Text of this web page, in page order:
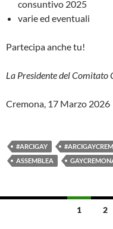
consuntivo 2025
varie ed eventuali
Partecipa anche tu!
La Presidente del Comitato
Cremona, 17 Marzo 2026
#ARCIGAY
ASSEMBLEA
Navigazione
1 2